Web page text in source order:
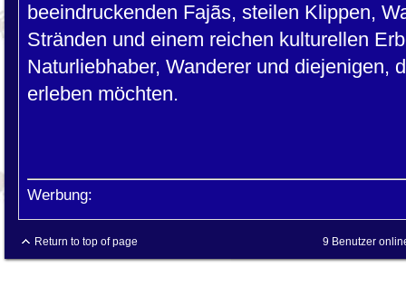
beeindruckenden Fajãs, steilen Klippen,
Stränden und einem reichen kulturellen
Naturliebhaber, Wanderer und diejenigen,
erleben möchten.
Werbung:
Return to top of page 9 Benutzer